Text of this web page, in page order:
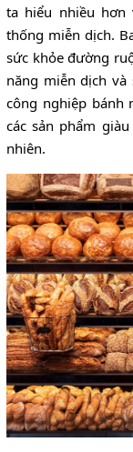
ta hiểu nhiều hơn
thống miễn dịch.
sức khỏe đường
năng miễn dịch
công nghiệp bánh
các sản phẩm
nhiên.